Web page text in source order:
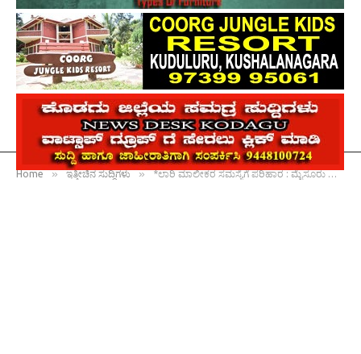
Home » ಇತ್ತೀಚಿನ ಸುದ್ದಿಗಳು » *ಲಾರಿ ಮಾಲೀಕರ ಸಮಸ್ಯೆಗೆ ಪರಿಹಾರ : ಮೈಸೂರು ನ್ಯೂ ಗೂಡ್ಸ್‌ ಟರ್ಮಿನಲ್‌ ರಸ್ತೆ ಸಂಚಾರಕ್ಕೆ ಮುಕ್ತಗೊಳಿಸಿದ ಸಂಸದ ಯದುವೀರ್‌ ಒಡೆಯರ್‌*